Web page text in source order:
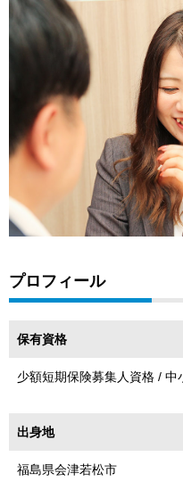
プロフィール
保有資格
少額短期保険募集人資格 / 中
出身地
福島県会津若松市